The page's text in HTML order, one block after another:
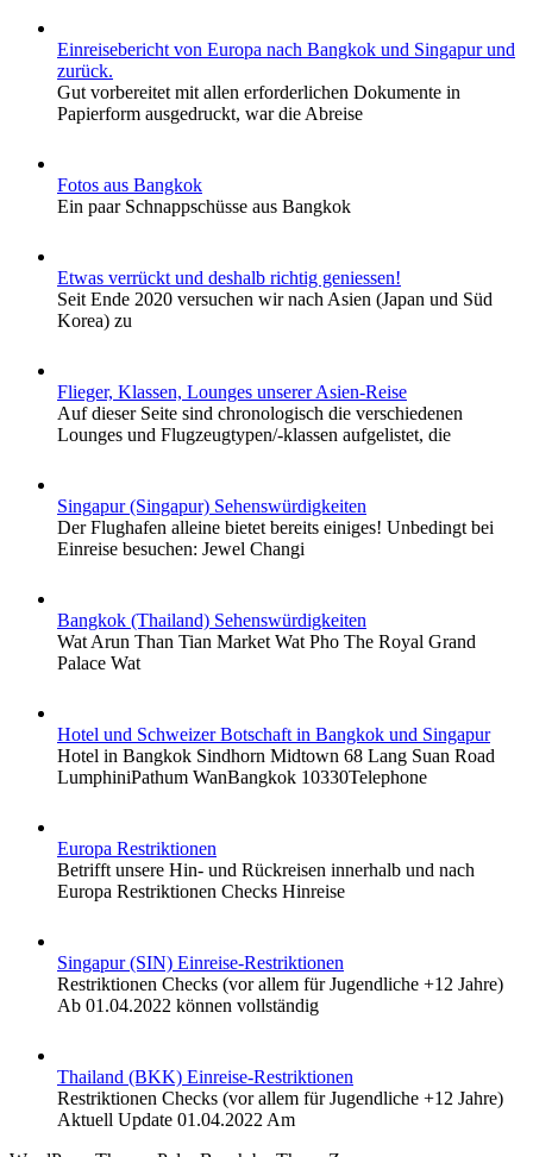
Einreisebericht von Europa nach Bangkok und Singapur und
zurück.
Gut vorbereitet mit allen erforderlichen Dokumente in
Papierform ausgedruckt, war die Abreise
Fotos aus Bangkok
Ein paar Schnappschüsse aus Bangkok
Etwas verrückt und deshalb richtig geniessen!
Seit Ende 2020 versuchen wir nach Asien (Japan und Süd
Korea) zu
Flieger, Klassen, Lounges unserer Asien-Reise
Auf dieser Seite sind chronologisch die verschiedenen
Lounges und Flugzeugtypen/-klassen aufgelistet, die
Singapur (Singapur) Sehenswürdigkeiten
Der Flughafen alleine bietet bereits einiges! Unbedingt bei
Einreise besuchen: Jewel Changi
Bangkok (Thailand) Sehenswürdigkeiten
Wat Arun Than Tian Market Wat Pho The Royal Grand
Palace Wat
Hotel und Schweizer Botschaft in Bangkok und Singapur
Hotel in Bangkok Sindhorn Midtown 68 Lang Suan Road
LumphiniPathum WanBangkok 10330Telephone
Europa Restriktionen
Betrifft unsere Hin- und Rückreisen innerhalb und nach
Europa Restriktionen Checks Hinreise
Singapur (SIN) Einreise-Restriktionen
Restriktionen Checks (vor allem für Jugendliche +12 Jahre)
Ab 01.04.2022 können vollständig
Thailand (BKK) Einreise-Restriktionen
Restriktionen Checks (vor allem für Jugendliche +12 Jahre)
Aktuell Update 01.04.2022 Am